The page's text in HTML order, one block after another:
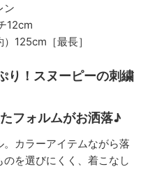
ン
12cm
125cm［最長］
り！スヌーピーの刺繍
フォルムがお洒落♪
カラーアイテムながら落
を選びにくく、着こなし